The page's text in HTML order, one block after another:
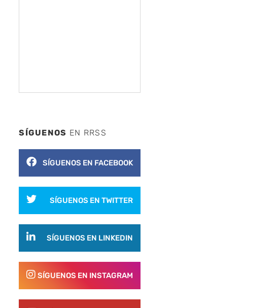
SÍGUENOS EN RRSS
SÍGUENOS EN FACEBOOK
SÍGUENOS EN TWITTER
SÍGUENOS EN LINKEDIN
SÍGUENOS EN INSTAGRAM